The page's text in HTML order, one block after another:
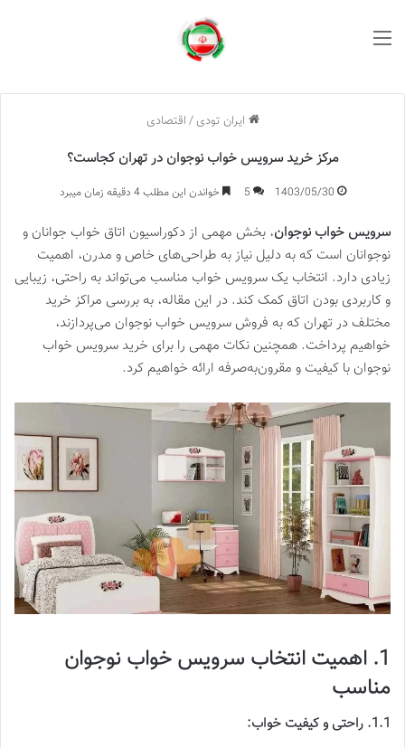
ایران تودی / اقتصادی
مرکز خرید سرویس خواب نوجوان در تهران کجاست؟
1403/05/30
5 خواندن این مطلب 4 دقیقه زمان میبرد
سرویس خواب نوجوان، بخش مهمی از دکوراسیون اتاق خواب جوانان و
نوجوانان است که به دلیل نیاز به طراحی‌های خاص و مدرن، اهمیت
زیادی دارد. انتخاب یک سرویس خواب مناسب می‌تواند به راحتی، زیبایی
و کاربردی بودن اتاق کمک کند. در این مقاله، به بررسی مراکز خرید
مختلف در تهران که به فروش سرویس خواب نوجوان می‌پردازند،
خواهیم پرداخت. همچنین نکات مهمی را برای خرید سرویس خواب
نوجوان با کیفیت و مقرون‌به‌صرفه ارائه خواهیم کرد.
1. اهمیت انتخاب سرویس خواب نوجوان
مناسب
1.1. راحتی و کیفیت خواب: